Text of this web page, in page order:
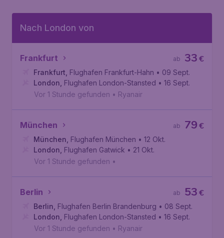
Nach London von
Frankfurt €
33
ab
Frankfurt Flughafen Frankfurt-Hahn • 09 Sept.
London Flughafen London-Stansted • 16 Sept.
Vor 1 Stunde gefunden • Ryanair
München €
79
ab
München Flughafen München • 12 Okt.
London Flughafen Gatwick • 21 Okt.
Vor 1 Stunde gefunden •
Berlin €
53
ab
Berlin Flughafen Berlin Brandenburg • 08 Sept.
London Flughafen London-Stansted • 16 Sept.
Vor 1 Stunde gefunden • Ryanair